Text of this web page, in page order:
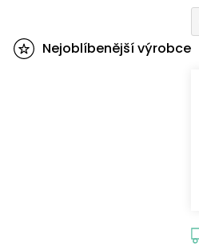
Nejoblíbenější výrobce